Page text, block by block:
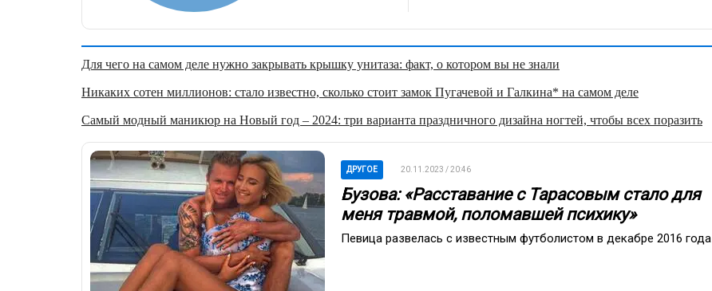
Для чего на самом деле нужно закрывать крышку унитаза: факт, о котором вы не знали
Никаких сотен миллионов: стало известно, сколько стоит замок Пугачевой и Галкина* на самом деле
Самый модный маникюр на Новый год – 2024: три варианта праздничного дизайна ногтей, чтобы всех поразить
ДРУГОЕ 20.11.2023 / 20:46
Бузова: «Расставание с Тарасовым стало для
меня травмой, поломавшей психику»
Певица развелась с известным футболистом в декабре 2016 года